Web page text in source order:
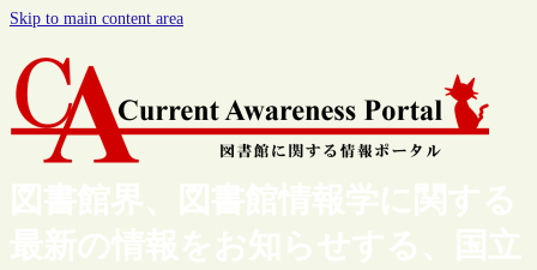
Skip to main content area
図書館界、図書館情報学に関する
最新の情報をお知らせする、国立